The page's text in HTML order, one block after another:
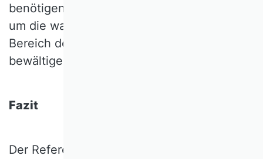
benötigen diese ausreichend Ressourcen,
um die wachsenden Anforderungen im
Bereich der Digitalisierung der Lehre zu
bewältigen.
Fazit
Der Referentenentwurf greift wichtige